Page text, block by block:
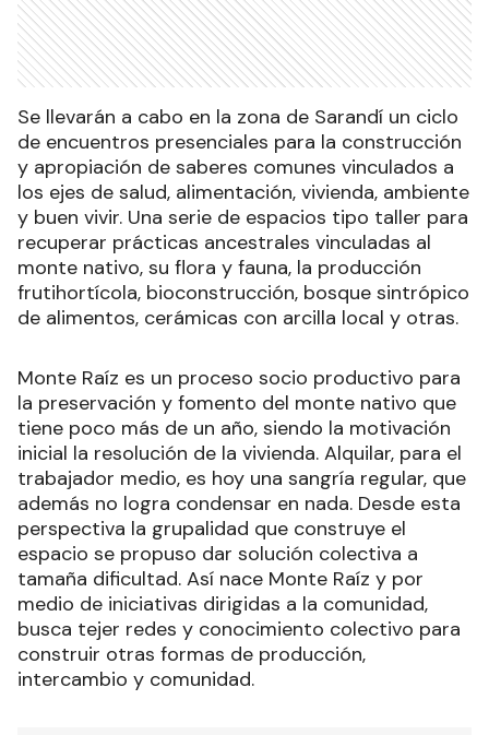
Se llevarán a cabo en la zona de Sarandí un ciclo
de encuentros presenciales para la construcción
y apropiación de saberes comunes vinculados a
los ejes de salud, alimentación, vivienda, ambiente
y buen vivir. Una serie de espacios tipo taller para
recuperar prácticas ancestrales vinculadas al
monte nativo, su flora y fauna, la producción
frutihortícola, bioconstrucción, bosque sintrópico
de alimentos, cerámicas con arcilla local y otras.
Monte Raíz es un proceso socio productivo para
la preservación y fomento del monte nativo que
tiene poco más de un año, siendo la motivación
inicial la resolución de la vivienda. Alquilar, para el
trabajador medio, es hoy una sangría regular, que
además no logra condensar en nada. Desde esta
perspectiva la grupalidad que construye el
espacio se propuso dar solución colectiva a
tamaña dificultad. Así nace Monte Raíz y por
medio de iniciativas dirigidas a la comunidad,
busca tejer redes y conocimiento colectivo para
construir otras formas de producción,
intercambio y comunidad.